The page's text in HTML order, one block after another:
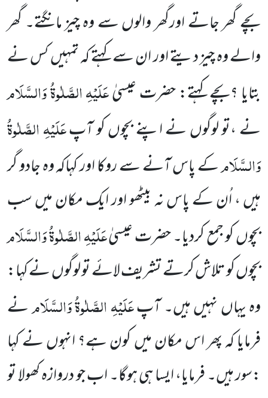
بچے گھر جاتے اورگھر والوں سے وہ چیز مانگتے۔ گھر
والے وہ چیز دیتے اور ان سے کہتے کہ تمہیں کس نے
بتایا ؟بچے کہتے: حضرت عیسیٰعَلَیْہِ الصَّلٰوۃُ وَالسَّلَام
نے ،تو لوگوں نے اپنے بچوں کو آپعَلَیْہِ الصَّلٰوۃُ
وَالسَّلَامکے پاس آنے سے روکا اور کہاکہ وہ جادو گر
ہیں ، اُن کے پاس نہ بیٹھو اور ایک مکان میں سب
بچوں کو جمع کردیا۔ حضرت عیسیٰعَلَیْہِ الصَّلٰوۃُ وَالسَّلَام
بچوں کو تلاش کرتے تشریف لائے تو لوگوں نے کہا:
وہ یہاں نہیں ہیں۔ آپعَلَیْہِ الصَّلٰوۃُ وَالسَّلَامنے
فرمایا کہ پھر اس مکان میں کون ہے؟ انہوں نے کہا
:سور ہیں۔ فرمایا، ایسا ہی ہوگا۔ اب جو دروازہ کھولا تو